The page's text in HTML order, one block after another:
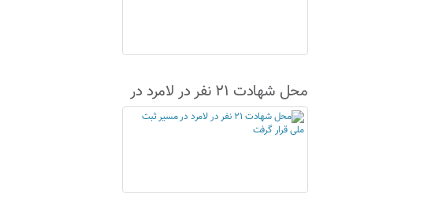
محل شهادت ۲۱ نفر در لامرد در
مسیر ثبت ملی قرار گرفت